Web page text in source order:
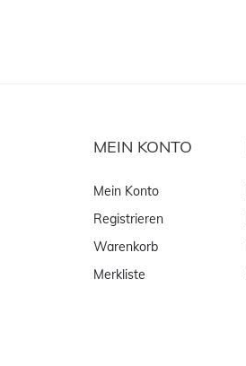
MEIN KONTO
Mein Konto
Registrieren
Warenkorb
Merkliste